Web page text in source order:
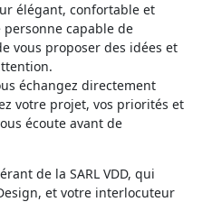
élégant, confortable et
capable de
vous proposer des idées et
échangez directement
votre projet, vos priorités et
écoute avant de
de la SARL VDD, qui
et votre interlocuteur